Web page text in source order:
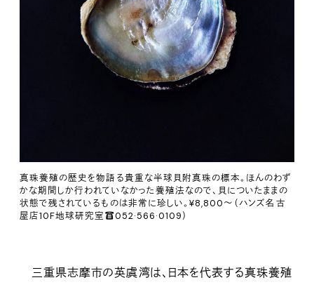
真珠養殖の歴史を物語る貴重な半球貝附真珠の標本。ほんのわず
かな期間しか行われていなかった養殖法なので、貝についたままの
状態で残されているものは非常に珍しい。¥8,800〜（ハンズ名古
屋店10F地球研究室☎052·566·0109）
三重県志摩市の英虞湾は、日本を代表する真珠養殖